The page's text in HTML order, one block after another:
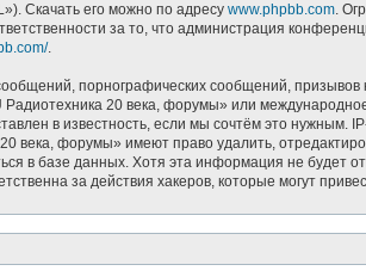
Скачать его можно по адресу www.phpbb.com.
за то, что администрация
.
порнографических сообщений,
Радиотехника 20 века, форумы» или
в известность, если мы сочтём это нужным.
века, форумы» имеют право удалить,
в базе данных. Хотя эта информация не
за действия хакеров, которые могут